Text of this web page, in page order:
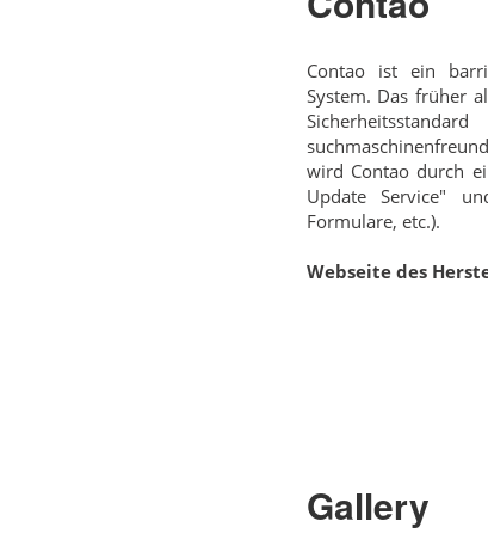
Contao ist ein
System. Das früher
wird Contao durch
Update Service"
Formulare, etc.).
Webseite des
Gallery